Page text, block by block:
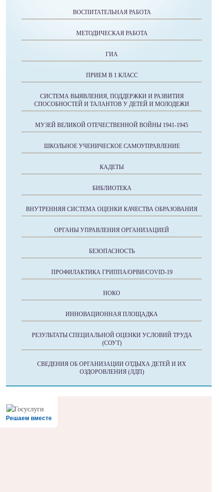
ВОСПИТАТЕЛЬНАЯ РАБОТА
МЕТОДИЧЕСКАЯ РАБОТА
ГИА
ПРИЕМ В 1 КЛАСС
СИСТЕМА ВЫЯВЛЕНИЯ, ПОДДЕРЖКИ И РАЗВИТИЯ
СПОСОБНОСТЕЙ И ТАЛАНТОВ У ДЕТЕЙ И МОЛОДЕЖИ
МУЗЕЙ ВЕЛИКОЙ ОТЕЧЕСТВЕННОЙ ВОЙНЫ 1941-1945
ШКОЛЬНОЕ УЧЕНИЧЕСКОЕ САМОУПРАВЛЕНИЕ
КАДЕТЫ
БИБЛИОТЕКА
ВНУТРЕННЯЯ СИСТЕМА ОЦЕНКИ КАЧЕСТВА ОБРАЗОВАНИЯ
ОРГАНЫ УПРАВЛЕНИЯ ОРГАНИЗАЦИЕЙ
БЕЗОПАСНОСТЬ
ПРОФИЛАКТИКА ГРИППА/ОРВИ/COVID-19
НОКО
ИННОВАЦИОННАЯ ПЛОЩАДКА
РЕЗУЛЬТАТЫ СПЕЦИАЛЬНОЙ ОЦЕНКИ УСЛОВИЙ ТРУДА
(СОУТ)
СВЕДЕНИЯ ОБ ОРГАНИЗАЦИИ ОТДЫХА ДЕТЕЙ И ИХ
ОЗДОРОВЛЕНИЯ (ЛДП)
Решаем вместе